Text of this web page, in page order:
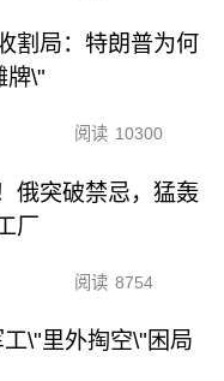
割局：特朗普为何
牌\"
阅读 10300
俄突破禁忌，猛轰
厂
阅读 8754
\"里外掏空\"困局